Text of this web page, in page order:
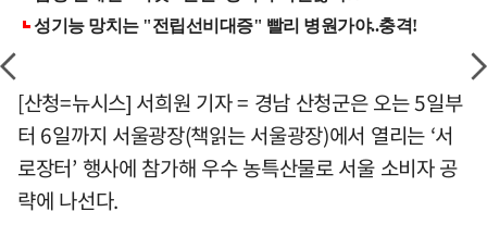
[산청=뉴시스] 서희원 기자 = 경남 산청군은 오는 5일부
터 6일까지 서울광장(책읽는 서울광장)에서 열리는 ‘서
로장터’ 행사에 참가해 우수 농특산물로 서울 소비자 공
략에 나선다.